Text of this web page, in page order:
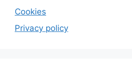
Cookies
Privacy policy